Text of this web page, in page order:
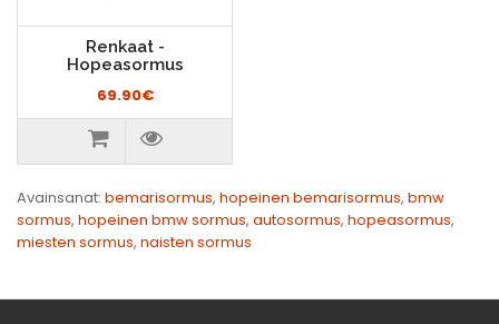
Renkaat -
Hopeasormus
69.90€
Avainsanat: bemarisormus, hopeinen bemarisormus, bmw
sormus, hopeinen bmw sormus, autosormus, hopeasormus,
miesten sormus, naisten sormus